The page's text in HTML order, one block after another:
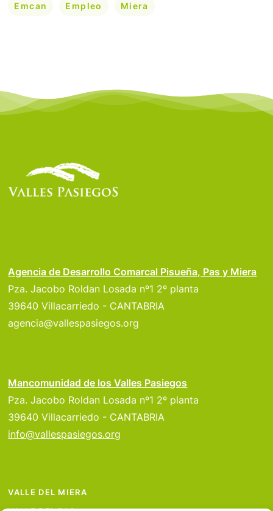
Emcan Empleo Miera
Agencia de Desarrollo Comarcal Pisueña, Pas y Miera
Pza. Jacobo Roldan Losada nº1 2º planta
39640 Villacarriedo - CANTABRIA
agencia@vallespasiegos.org
Mancomunidad de los Valles Pasiegos
Pza. Jacobo Roldan Losada nº1 2º planta
39640 Villacarriedo - CANTABRIA
info@vallespasiegos.org
VALLE DEL MIERA